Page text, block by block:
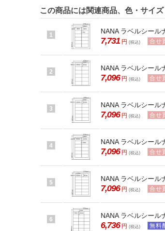
この商品には関連商品、色・サイ
1 NANA ラベルシール
7,731 円 (税込) 合せ
2 NANA ラベルシール
7,096 円 (税込) 合せ
3 NANA ラベルシール
7,096 円 (税込) 合せ
4 NANA ラベルシール
7,096 円 (税込) 合せ
5 NANA ラベルシール
7,096 円 (税込) 合せ
6 NANA ラベルシール
6,736 円 (税込) 無料